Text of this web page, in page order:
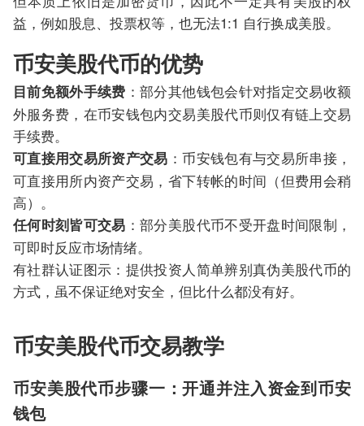
益，例如股息、投票权等，也无法1:1 自行换成美股。
币安美股代币的优势
目前免额外手续费 ：部分其他钱包会针对指定交易收额
外服务费，在币安钱包内交易美股代币则仅有链上交易
手续费。
可直接用交易所资产交易 ：币安钱包有与交易所串接，
可直接用所内资产交易，省下转帐的时间（但费用会稍
高）。
任何时刻皆可交易 ：部分美股代币不受开盘时间限制，
可即时反应市场情绪。
有社群认证图示：提供投资人简单辨别真伪美股代币的
方式，虽不保证绝对安全，但比什么都没有好。
币安美股代币交易教学
币安美股代币步骤一：开通并注入资金到币安
钱包